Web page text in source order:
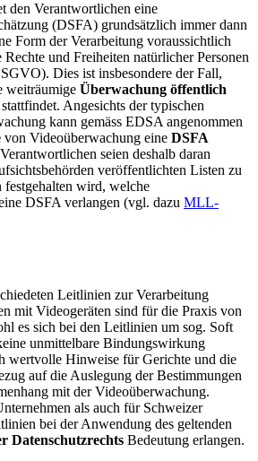
Verantwortlichen eine
(DSFA) grundsätzlich immer dann
Form der Verarbeitung voraussichtlich
Rechte und Freiheiten natürlicher Personen
Dies ist insbesondere der Fall,
weiträumige Überwachung öffentlich
stattfindet. Angesichts der typischen
kann gemäss EDSA angenommen
von Videoüberwachung eine DSFA
seien deshalb daran
veröffentlichten Listen zu
wird, welche
DSFA verlangen (vgl. dazu MLL-
Leitlinien zur Verarbeitung
mit Videogeräten sind für die Praxis von
es sich bei den Leitlinien um sog. Soft
unmittelbare Bindungswirkung
wertvolle Hinweise für Gerichte und die
auf die Auslegung der Bestimmungen
mit der Videoüberwachung.
als auch für Schweizer
bei der Anwendung des geltenden
Datenschutzrechts Bedeutung erlangen.